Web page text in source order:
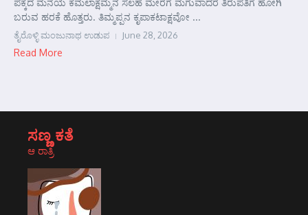
ಪಕ್ಕದ ಮನೆಯ ಕಮಲಾಕ್ಷಮ್ಮನ ಸಲಹೆ ಮೇರೆಗೆ ಮಗುವಾದರೆ ತಿರುಪತಿಗೆ ಹೋಗಿ
ಬರುವ ಹರಕೆ ಹೊತ್ತರು. ತಿಮ್ಮಪ್ಪನ ಕೃಪಾಕಟಾಕ್ಷವೋ ...
ತೈರೊಳ್ಳಿ ಮಂಜುನಾಥ ಉಡುಪ June 28, 2026
Read More
ಸಣ್ಣ ಕತೆ
ಆ ರಾತ್ರಿ